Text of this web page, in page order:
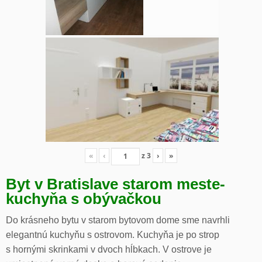
« ‹ z3 › »
Byt v Bratislave starom meste-
kuchyňa s obývačkou
Do krásneho bytu v starom bytovom dome sme navrhli
elegantnú kuchyňu s ostrovom. Kuchyňa je po strop
s hornými skrinkami v dvoch hĺbkach. V ostrove je